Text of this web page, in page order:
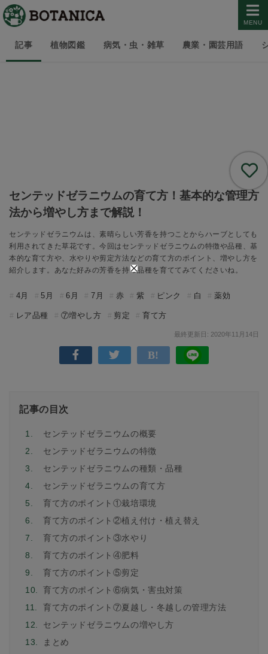
MENU
記事 植物図鑑 病気・虫・雑草 農業・園芸用語
センテッドゼラニウムの育て方！基本的な管理方
法から増やし方まで解説！
センテッドゼラニウムは、素晴らしい芳香を持つことからハーブとしても
利用されてきた草花です。今回はセンテッドゼラニウムの特徴や品種、基
本的な育て方や、水やりや剪定方法などの育て方のポイント、増やし方を
紹介します。あなた好みの芳香を持つ品種を育ててみてくださいね。
4月 5月 6月 7月 赤 紫 ピンク 白 薬効
レア品種 ⑦増やし方 剪定 育て方
最終更新日: 2020年11月14日
記事の目次
1.
センテッドゼラニウムの概要
2.
センテッドゼラニウムの特徴
3.
センテッドゼラニウムの種類・品種
4.
センテッドゼラニウムの育て方
5.
育て方のポイント①栽培環境
6.
育て方のポイント②植え付け・植え替え
7.
育て方のポイント③水やり
8.
育て方のポイント④肥料
9.
育て方のポイント⑤剪定
10.
育て方のポイント⑥病気・害虫対策
11.
育て方のポイント⑦夏越し・冬越しの管理方法
12.
センテッドゼラニウムの増やし方
13.
まとめ